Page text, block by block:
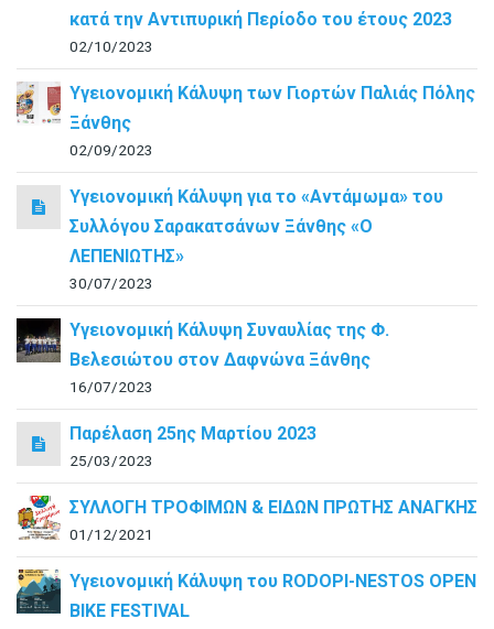
κατά την Αντιπυρική Περίοδο του έτους 2023
02/10/2023
Υγειονομική Κάλυψη των Γιορτών Παλιάς Πόλης
Ξάνθης
02/09/2023
Υγειονομική Κάλυψη για το «Αντάμωμα» του
Συλλόγου Σαρακατσάνων Ξάνθης «Ο
ΛΕΠΕΝΙΩΤΗΣ»
30/07/2023
Υγειονομική Κάλυψη Συναυλίας της Φ.
Βελεσιώτου στον Δαφνώνα Ξάνθης
16/07/2023
Παρέλαση 25ης Μαρτίου 2023
25/03/2023
ΣΥΛΛΟΓΗ ΤΡΟΦΙΜΩΝ & ΕΙΔΩΝ ΠΡΩΤΗΣ ΑΝΑΓΚΗΣ
01/12/2021
Υγειονομική Κάλυψη του RODOPI-NESTOS OPEN
BIKE FESTIVAL